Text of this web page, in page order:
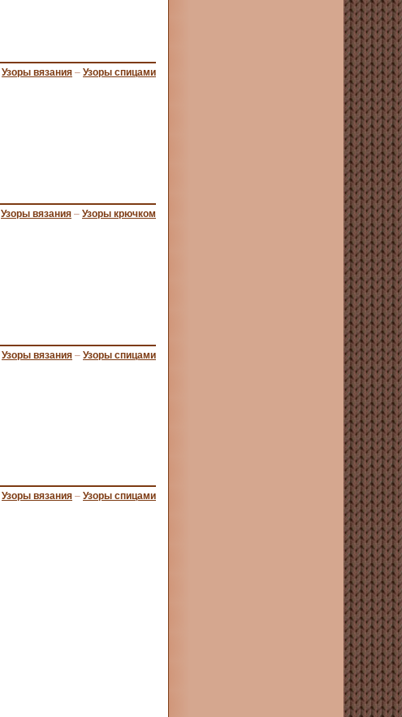
Узоры вязания – Узоры спицами
Узоры вязания – Узоры крючком
Узоры вязания – Узоры спицами
Узоры вязания – Узоры спицами